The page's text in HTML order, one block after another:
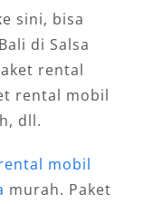
sini, bisa
di Salsa
rental
rental mobil
dll.
mobil
murah. Paket